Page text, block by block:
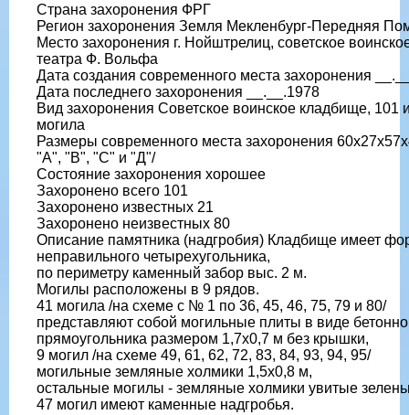
Страна захоронения ФРГ
Регион захоронения Земля Мекленбург-Передняя
Место захоронения г. Нойштрелиц, советское
театра Ф. Вольфа
Дата создания современного места захоронения
Дата последнего захоронения __.__.1978
Вид захоронения Советское воинское кладбище, 101
могила
Размеры современного места захоронения
"А", "В", "С" и "Д"/
Состояние захоронения хорошее
Захоронено всего 101
Захоронено известных 21
Захоронено неизвестных 80
Описание памятника (надгробия) Кладбище имеет
неправильного четырехугольника,
по периметру каменный забор выс. 2 м.
Могилы расположены в 9 рядов.
41 могила /на схеме с № 1 по 36, 45, 46, 75, 79 и 80/
представляют собой могильные плиты в виде
прямоугольника размером 1,7х0,7 м без крышки,
9 могил /на схеме 49, 61, 62, 72, 83, 84, 93, 94, 95/
могильные земляные холмики 1,5х0,8 м,
остальные могилы - земляные холмики увитые
47 могил имеют каменные надгробья.